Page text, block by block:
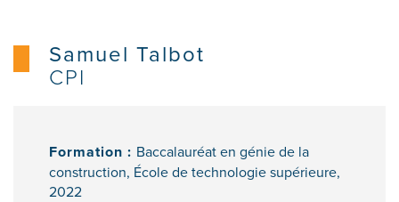
Samuel Talbot
CPI
Formation : Baccalauréat en génie de la
construction, École de technologie supérieure,
2022